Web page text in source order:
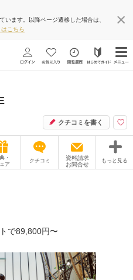
います。以降ページ遷移した場合は、
こちら
クチコミを書く
・
ア
クチコミ
資料請求
お問合せ
もっと見る
ブログ
スタジオトップ
で89,800円〜